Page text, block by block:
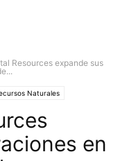
Resources expande sus
Naturales
en